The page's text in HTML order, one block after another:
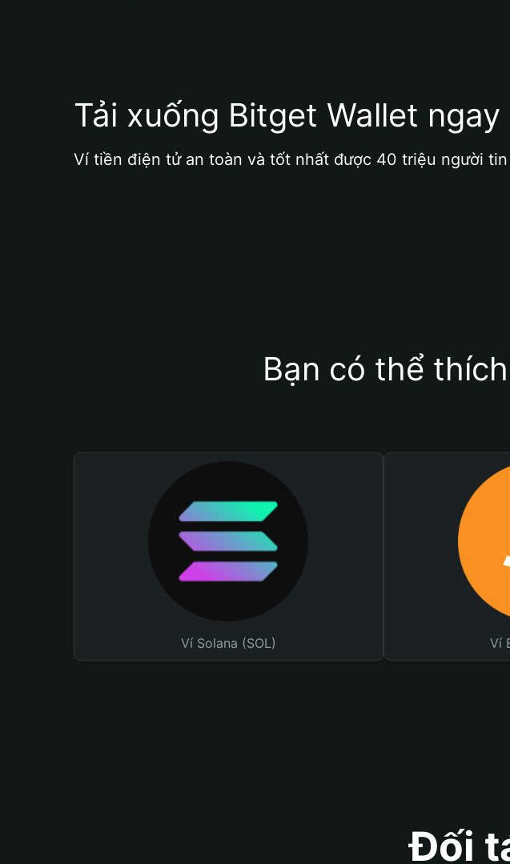
Tải xuống Bitget Wallet ngay
Ví tiền điện tử an toàn và tốt nhất được 40 triệu người
Bạn có thể
Ví Solana (SOL) Ví
Đối